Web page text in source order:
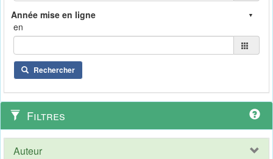
en
Rechercher
Filtres
Auteur